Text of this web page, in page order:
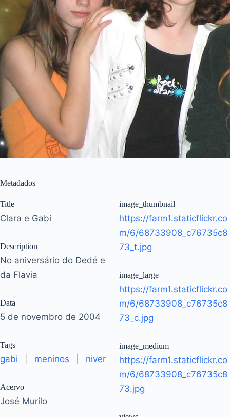
Metadados
Title
Clara e Gabi
Description
No aniversário do Dedé e
da Flavia
Data
5 de novembro de 2004
Tags
gabi meninos niver
Acervo
José Murilo
image_thumbnail
https://farm1.staticflickr.co
m/6/68733908_c76735c8
73_t.jpg
image_large
https://farm1.staticflickr.co
m/6/68733908_c76735c8
73_c.jpg
image_medium
https://farm1.staticflickr.co
m/6/68733908_c76735c8
73.jpg